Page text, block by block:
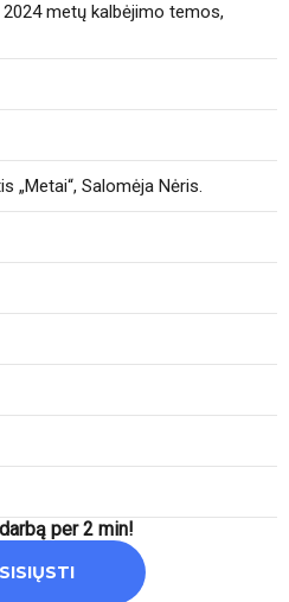
2024 metų kalbėjimo temos,
„Metai“, Salomėja Nėris.
per 2 min!